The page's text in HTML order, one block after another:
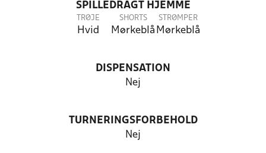
SPILLEDRAGT HJEMME
TRØJE
Hvid
SHORTS
Mørkeblå
STRØMPER
Mørkeblå
DISPENSATION
Nej
TURNERINGSFORBEHOLD
Nej